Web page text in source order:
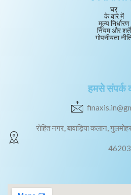
घर
के बारे में
मूल्य निर्धारण
नियम और शर्तें
गोपनीयता
हमसे संपर्क
रोहित नगर, बावाड़िया कलान,